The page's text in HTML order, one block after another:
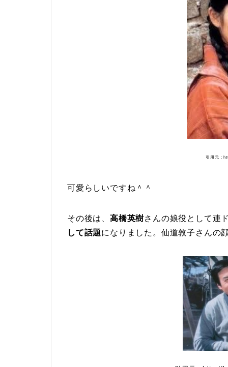
引用元：
可愛らしいですね＾＾
その後は、 高橋英樹さんの娘役として連
して話題になりました。仙道敦子さんの